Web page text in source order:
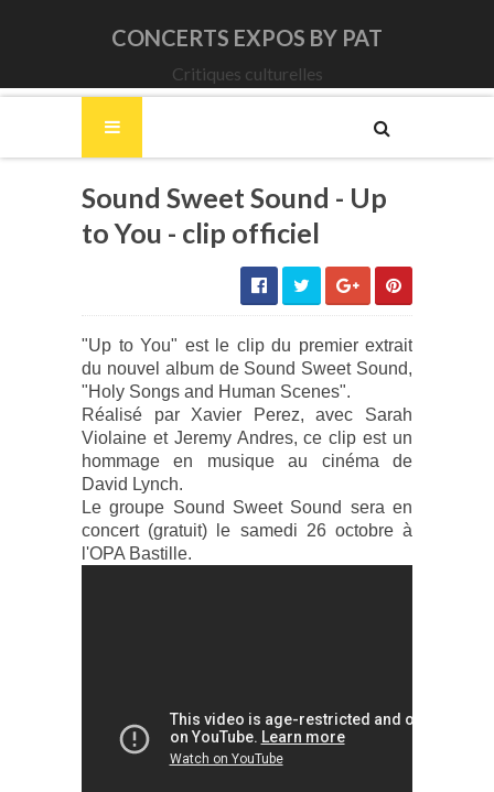
CONCERTS EXPOS BY PAT
Critiques culturelles
Sound Sweet Sound - Up
to You - clip officiel
"Up to You" est le clip du premier extrait
du nouvel album de Sound Sweet Sound,
"Holy Songs and Human Scenes".
Réalisé par Xavier Perez, avec Sarah
Violaine et Jeremy Andres, ce clip est un
hommage en musique au cinéma de
David Lynch.
Le groupe Sound Sweet Sound sera en
concert (gratuit) le samedi 26 octobre à
l'OPA Bastille.